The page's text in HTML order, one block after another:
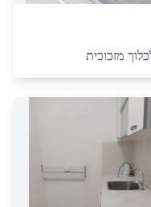
מזכוכית